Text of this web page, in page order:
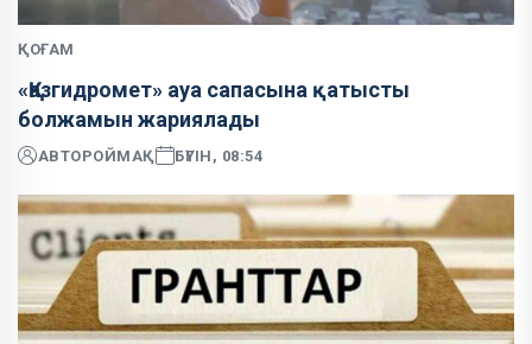
ҚОҒАМ
«Қазгидромет» ауа сапасына қатысты
болжамын жариялады
АВТОРОЙМАҚ БҮГІН, 08:54